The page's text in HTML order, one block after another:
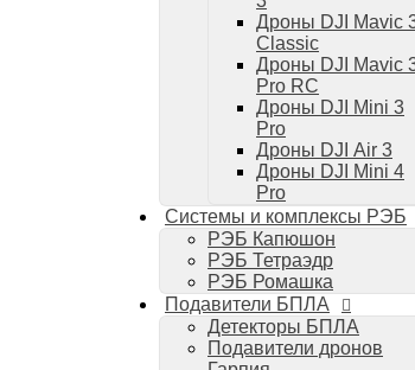
Тепловизионные прицелы
Аккумуляторы для дронов
Техника Apple
Телефоны iPhone
Планшеты iPad
Компьютеры Mac
Аудиотехника
Портативная акустика
Беспроводные наушники
Стайлеры для волос Dyson
Пылесосы Dyson
Аудио и видео DJI
Ручные камеры
DJI Osmo Action 3
Дроны DJI Mavic
Classic
Дроны DJI Mavic
Pro RC
Дроны DJI Mini 3
Pro
Дроны DJI Air 3
Дроны DJI Mini 4
Pro
Системы и комплексы РЭБ
РЭБ Капюшон
РЭБ Тетраэдр
РЭБ Ромашка
Подавители БПЛА
Детекторы БПЛА
Подавители дронов